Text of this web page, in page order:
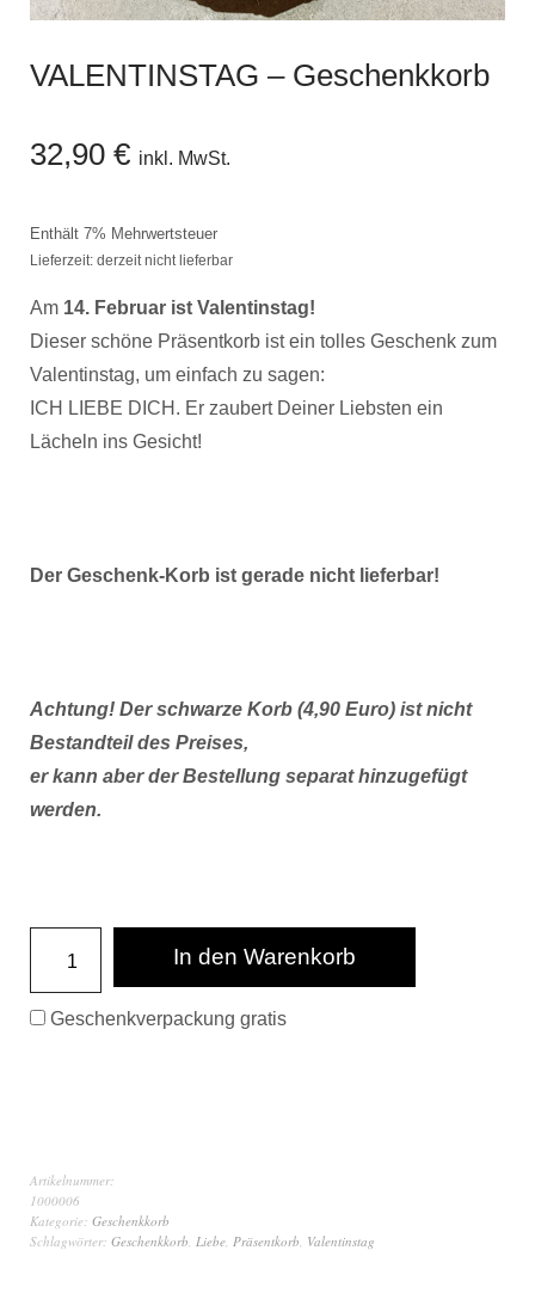
VALENTINSTAG – Geschenkkorb
32,90 € inkl. MwSt.
Enthält 7% Mehrwertsteuer
Lieferzeit: derzeit nicht lieferbar
Am 14. Februar ist Valentinstag!
Dieser schöne Präsentkorb ist ein tolles Geschenk zum
Valentinstag, um einfach zu sagen:
ICH LIEBE DICH. Er zaubert Deiner Liebsten ein
Lächeln ins Gesicht!
Der Geschenk-Korb ist gerade nicht lieferbar!
Achtung! Der schwarze Korb (4,90 Euro) ist nicht
Bestandteil des Preises,
er kann aber der Bestellung separat hinzugefügt
werden.
In den Warenkorb
Geschenkverpackung gratis
Artikelnummer:
1000006
Kategorie: Geschenkkorb
Schlagwörter: Geschenkkorb, Liebe, Präsentkorb, Valentinstag